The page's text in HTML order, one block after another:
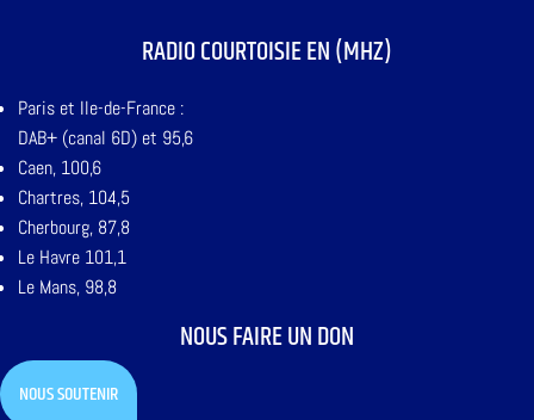
RADIO COURTOISIE EN (MHZ)
Paris et Ile-de-France :
DAB+ (canal 6D) et 95,6
Caen, 100,6
Chartres, 104,5
Cherbourg, 87,8
Le Havre 101,1
Le Mans, 98,8
NOUS FAIRE UN DON
NOUS SOUTENIR